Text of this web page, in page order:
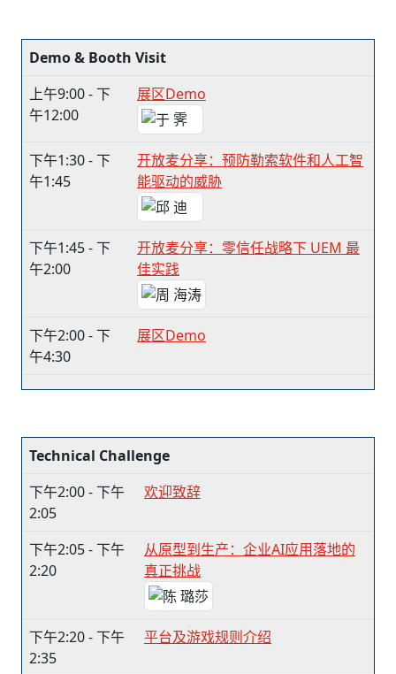
Demo & Booth Visit
上午9:00 - 下
午12:00
展区Demo
下午1:30 - 下
午1:45
开放麦分享：预防勒索软件和人工智
能驱动的威胁
下午1:45 - 下
午2:00
开放麦分享：零信任战略下 UEM 最
佳实践
下午2:00 - 下
午4:30
展区Demo
Technical Challenge
下午2:00 - 下午
2:05
欢迎致辞
下午2:05 - 下午
2:20
从原型到生产：企业AI应用落地的
真正挑战
下午2:20 - 下午
2:35
平台及游戏规则介绍